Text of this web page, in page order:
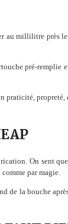
au millilitre près
pré-remplie
praticité,
On sent
par magie.
de la bouche